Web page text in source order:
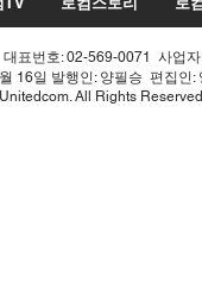
표번호: 02-569-0071 사업
16일 발행인: 양필승 편집
All Rights